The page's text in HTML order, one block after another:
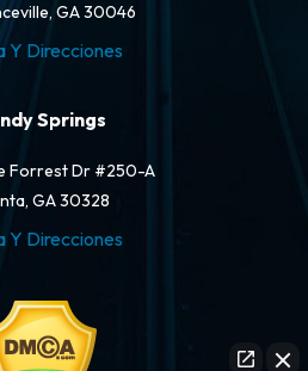
GA 30046
Y Direcciones
Springs
Forrest Dr #250-A
GA 30328
Y Direcciones